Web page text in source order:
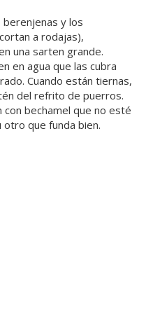
y los
a rodajas),
una sarten grande.
en agua que las cubra
Cuando están tiernas,
del refrito de puerros.
con bechamel que no esté
que funda bien.